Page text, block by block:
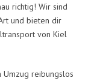
richtig! Wir sind
und bieten dir
von Kiel
Umzug reibungslos